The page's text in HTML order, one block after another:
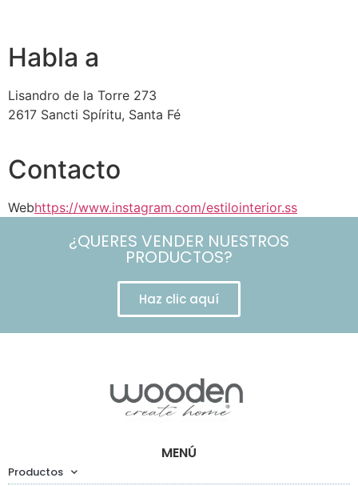
Habla a
Lisandro de la Torre 273
2617 Sancti Spíritu, Santa Fé
Contacto
Webhttps://www.instagram.com/estilointerior.ss
¿QUERES VENDER NUESTROS
PRODUCTOS?
Haz clic aquí
MENÚ
Productos